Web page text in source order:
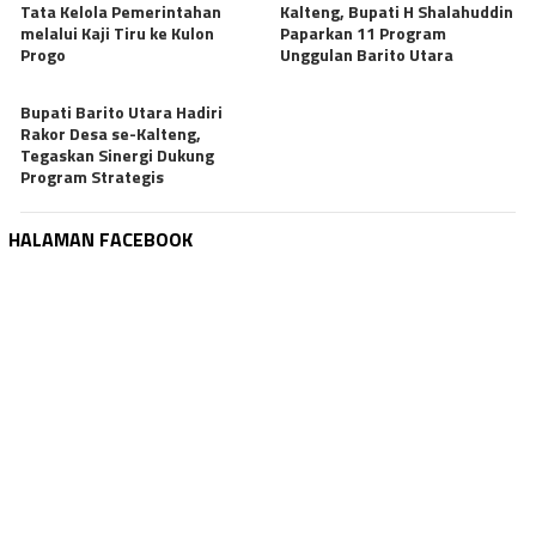
Tata Kelola Pemerintahan
melalui Kaji Tiru ke Kulon
Progo
Kalteng, Bupati H Shalahuddin
Paparkan 11 Program
Unggulan Barito Utara
Bupati Barito Utara Hadiri
Rakor Desa se-Kalteng,
Tegaskan Sinergi Dukung
Program Strategis
HALAMAN FACEBOOK